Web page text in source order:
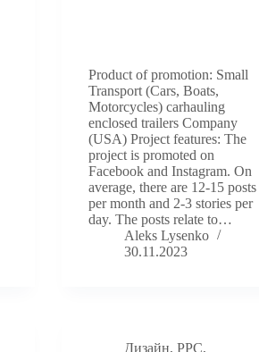
Product of promotion: Small
Transport (Cars, Boats,
Motorcycles) carhauling
enclosed trailers Company
(USA) Project features: The
project is promoted on
Facebook and Instagram. On
average, there are 12-15 posts
per month and 2-3 stories per
day. The posts relate to…
Aleks Lysenko
30.11.2023
Дизайн, PPC,